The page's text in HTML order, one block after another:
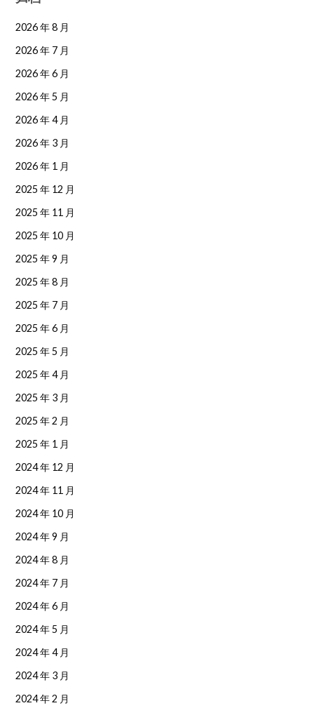
2026 年 8 月
2026 年 7 月
2026 年 6 月
2026 年 5 月
2026 年 4 月
2026 年 3 月
2026 年 1 月
2025 年 12 月
2025 年 11 月
2025 年 10 月
2025 年 9 月
2025 年 8 月
2025 年 7 月
2025 年 6 月
2025 年 5 月
2025 年 4 月
2025 年 3 月
2025 年 2 月
2025 年 1 月
2024 年 12 月
2024 年 11 月
2024 年 10 月
2024 年 9 月
2024 年 8 月
2024 年 7 月
2024 年 6 月
2024 年 5 月
2024 年 4 月
2024 年 3 月
2024 年 2 月